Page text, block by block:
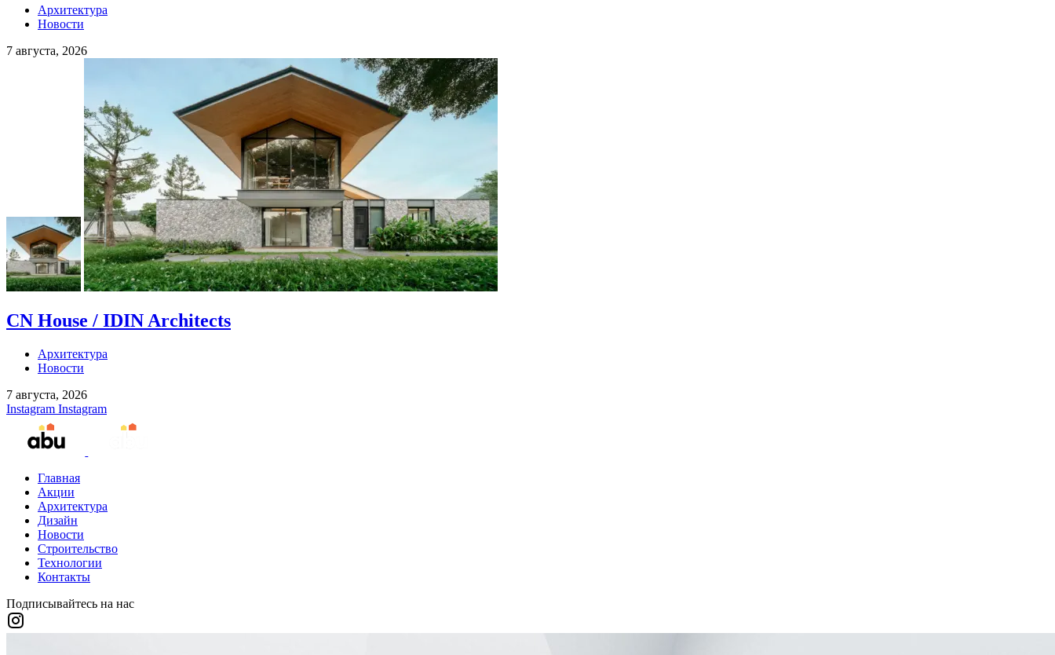
Архитектура
Новости
7 августа, 2026
CN House / IDIN Architects
Архитектура
Новости
7 августа, 2026
Instagram Instagram
Главная
Акции
Архитектура
Дизайн
Новости
Строительство
Технологии
Контакты
Подписывайтесь на нас